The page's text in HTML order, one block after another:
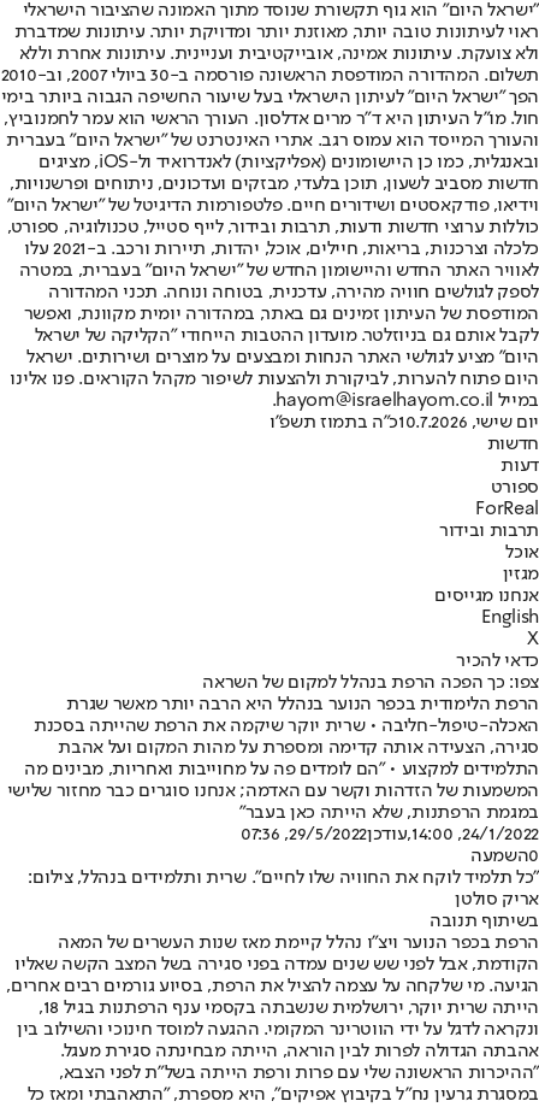
"ישראל היום" הוא גוף תקשורת שנוסד מתוך האמונה שהציבור הישראלי
ראוי לעיתונות טובה יותר, מאוזנת יותר ומדויקת יותר. עיתונות שמדברת
ולא צועקת. עיתונות אמינה, אובייקטיבית ועניינית. עיתונות אחרת וללא
תשלום. המהדורה המודפסת הראשונה פורסמה ב-30 ביולי 2007, וב-2010
הפך "ישראל היום" לעיתון הישראלי בעל שיעור החשיפה הגבוה ביותר בימי
חול. מו"ל העיתון היא ד"ר מרים אדלסון. העורך הראשי הוא עמר לחמנוביץ,
והעורך המייסד הוא עמוס רגב. אתרי האינטרנט של "ישראל היום" בעברית
ובאנגלית, כמו כן היישומונים (אפליקציות) לאנדרואיד ול-iOS, מציגים
חדשות מסביב לשעון, תוכן בלעדי, מבזקים ועדכונים, ניתוחים ופרשנויות,
וידיאו, פודקאסטים ושידורים חיים. פלטפורמות הדיגיטל של "ישראל היום"
כוללות ערוצי חדשות ודעות, תרבות ובידור, לייף סטייל, טכנולוגיה, ספורט,
כלכלה וצרכנות, בריאות, חיילים, אוכל, יהדות, תיירות ורכב. ב-2021 עלו
לאוויר האתר החדש והיישומון החדש של "ישראל היום" בעברית, במטרה
לספק לגולשים חוויה מהירה, עדכנית, בטוחה ונוחה. תכני המהדורה
המודפסת של העיתון זמינים גם באתר, במהדורה יומית מקוונת, ואפשר
לקבל אותם גם בניוזלטר. מועדון ההטבות הייחודי "הקליקה של ישראל
היום" מציע לגולשי האתר הנחות ומבצעים על מוצרים ושירותים. ישראל
היום פתוח להערות, לביקורת ולהצעות לשיפור מקהל הקוראים. פנו אלינו
במייל hayom@israelhayom.co.il.
יום שישי, 10.7.2026
כ"ה בתמוז תשפ"ו
חדשות
דעות
ספורט
ForReal
תרבות ובידור
אוכל
מגזין
אנחנו מגייסים
English
X
כדאי להכיר
צפו: כך הפכה הרפת בנהלל למקום של השראה
הרפת הלימודית בכפר הנוער בנהלל היא הרבה יותר מאשר שגרת
האכלה-טיפול-חליבה • שרית יוקר שיקמה את הרפת שהייתה בסכנת
סגירה, הצעידה אותה קדימה ומספרת על מהות המקום ועל אהבת
התלמידים למקצוע • "הם לומדים פה על מחוייבות ואחריות, מבינים מה
המשמעות של הזדהות וקשר עם האדמה; אנחנו סוגרים כבר מחזור שלישי
במגמת הרפתנות, שלא הייתה כאן בעבר"
24/1/2022, 14:00
,עודכן29/5/2022, 07:36
0השמעה
"כל תלמיד לוקח את החוויה שלו לחיים". שרית ותלמידים בנהלל, צילום:
אריק סולטן
בשיתוף תנובה
הרפת בכפר הנוער ויצ״ו נהלל קיימת מאז שנות העשרים של המאה
הקודמת, אבל לפני שש שנים עמדה בפני סגירה בשל המצב הקשה שאליו
הגיעה. מי שלקחה על עצמה להציל את הרפת, בסיוע גורמים רבים אחרים,
הייתה שרית יוקר, ירושלמית שנשבתה בקסמי ענף הרפתנות בגיל 18,
ונקראה לדגל על ידי הווטרינר המקומי. ההגעה למוסד חינוכי והשילוב בין
אהבתה הגדולה לפרות לבין הוראה, הייתה מבחינתה סגירת מעגל.
״ההיכרות הראשונה שלי עם פרות ורפת הייתה בשל״ת לפני הצבא,
במסגרת גרעין נח״ל בקיבוץ אפיקים״, היא מספרת, ״התאהבתי ומאז כל